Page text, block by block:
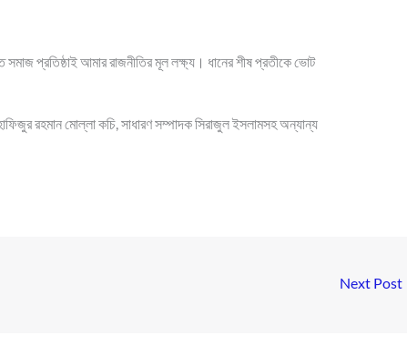
প্রতিষ্ঠাই আমার রাজনীতির মূল লক্ষ্য। ধানের শীষ প্রতীকে ভোট
রহমান মোল্লা কচি, সাধারণ সম্পাদক সিরাজুল ইসলামসহ অন্যান্য
Next Post